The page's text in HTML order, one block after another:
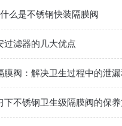
么是不锈钢快装隔膜阀
过滤器的几大优点
下不锈钢卫生级隔膜阀的保